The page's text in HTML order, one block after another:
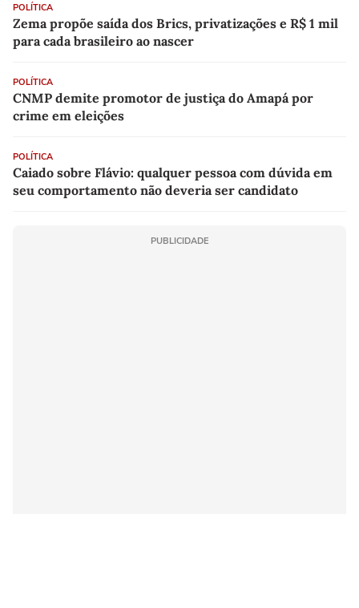
POLÍTICA
Zema propõe saída dos Brics, privatizações e R$ 1 mil
para cada brasileiro ao nascer
POLÍTICA
CNMP demite promotor de justiça do Amapá por
crime em eleições
POLÍTICA
Caiado sobre Flávio: qualquer pessoa com dúvida em
seu comportamento não deveria ser candidato
PUBLICIDADE